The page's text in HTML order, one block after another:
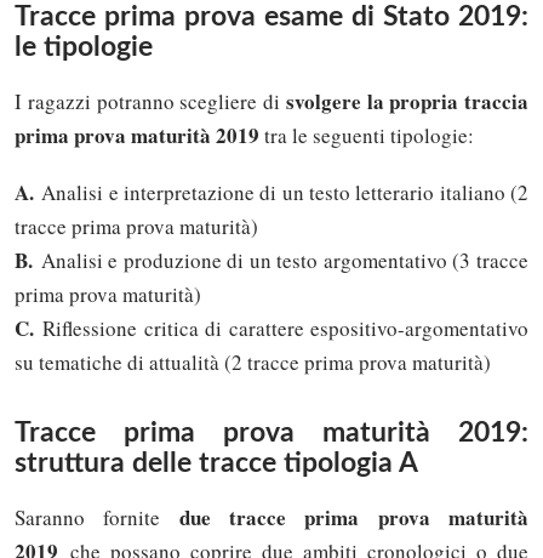
Tracce prima prova esame di Stato 2019:
le tipologie
I ragazzi potranno scegliere di svolgere la propria traccia
prima prova maturità 2019 tra le seguenti tipologie:
A. Analisi e interpretazione di un testo letterario italiano (2
tracce prima prova maturità)
B. Analisi e produzione di un testo argomentativo (3 tracce
prima prova maturità)
C. Riflessione critica di carattere espositivo-argomentativo
su tematiche di attualità (2 tracce prima prova maturità)
Tracce prima prova maturità 2019:
struttura delle tracce tipologia A
Saranno fornite due tracce prima prova maturità
2019 che possano coprire due ambiti cronologici o due